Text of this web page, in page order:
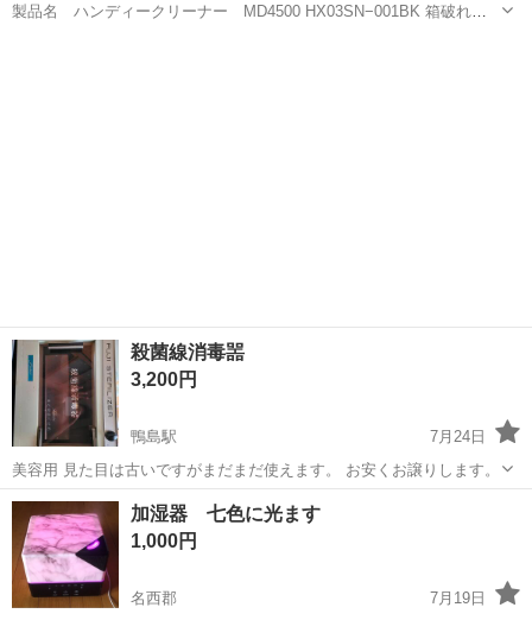
製品名 ハンディークリーナー MD4500 HX03SN−001BK 箱破れあ
殺菌線消毒噐
3,200円
鴨島駅
7月24日
美容用 見た目は古いですがまだまだ使えます。 お安くお譲りします。
徳島 吉野川市 鴨島駅 生活家電
加湿器 七色に光ます
1,000円
名西郡
7月19日